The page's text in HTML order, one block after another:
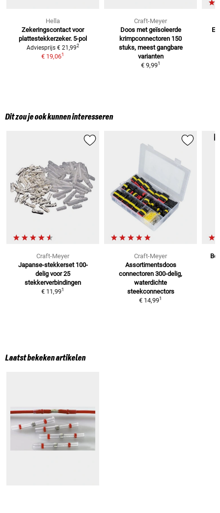
Hella
Zekeringscontact voor
plattestekkerzeker. 5-pol
Adviesprijs € 21,992
€ 19,061
Craft-Meyer
Doos met geïsoleerde
krimpconnectoren 150
stuks, meest gangbare
varianten
€ 9,991
Dit zou je ook kunnen interesseren
Craft-Meyer
Japanse-stekkerset 100-
delig voor 25
stekkerverbindingen
€ 11,991
Craft-Meyer
Assortimentsdoos
connectoren 300-delig,
waterdichte
steekconnectors
€ 14,991
Laatst bekeken artikelen